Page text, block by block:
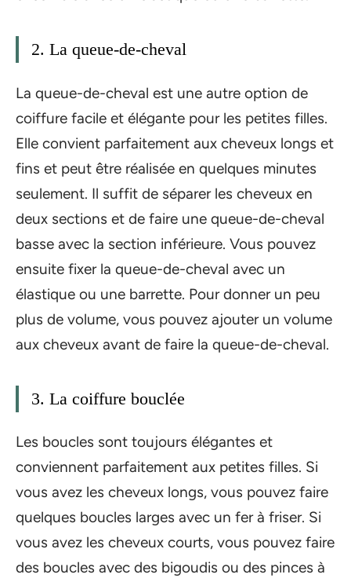
2. La queue-de-cheval
La queue-de-cheval est une autre option de
coiffure facile et élégante pour les petites filles.
Elle convient parfaitement aux cheveux longs et
fins et peut être réalisée en quelques minutes
seulement. Il suffit de séparer les cheveux en
deux sections et de faire une queue-de-cheval
basse avec la section inférieure. Vous pouvez
ensuite fixer la queue-de-cheval avec un
élastique ou une barrette. Pour donner un peu
plus de volume, vous pouvez ajouter un volume
aux cheveux avant de faire la queue-de-cheval.
3. La coiffure bouclée
Les boucles sont toujours élégantes et
conviennent parfaitement aux petites filles. Si
vous avez les cheveux longs, vous pouvez faire
quelques boucles larges avec un fer à friser. Si
vous avez les cheveux courts, vous pouvez faire
des boucles avec des bigoudis ou des pinces à